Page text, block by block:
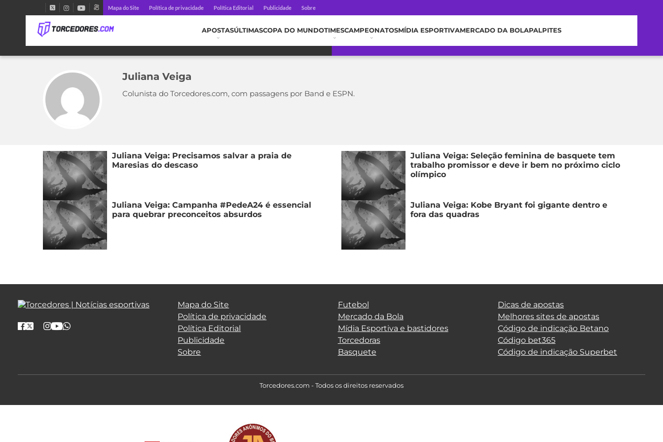
Mapa do Site Política de privacidade Política Editorial Publicidade Sobre
APOSTASÚLTIMASCOPA DO MUNDOTIMESCAMPEONATOSMÍDIA ESPORTIVAMERCADO DA BOLAPALPITES
Juliana Veiga
Colunista do Torcedores.com, com passagens por Band e ESPN.
Juliana Veiga: Precisamos salvar a praia de
Maresias do descaso
Juliana Veiga: Seleção feminina de basquete tem
trabalho promissor e deve ir bem no próximo ciclo
olímpico
Juliana Veiga: Campanha #PedeA24 é essencial
para quebrar preconceitos absurdos
Juliana Veiga: Kobe Bryant foi gigante dentro e
fora das quadras
Mapa do Site
Política de privacidade
Política Editorial
Publicidade
Sobre
Futebol
Mercado da Bola
Mídia Esportiva e bastidores
Torcedoras
Basquete
Dicas de apostas
Melhores sites de apostas
Código de indicação Betano
Código bet365
Código de indicação Superbet
Torcedores.com - Todos os direitos reservados